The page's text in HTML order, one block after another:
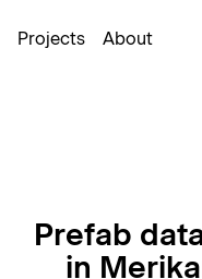
Projects About
Prefab
in